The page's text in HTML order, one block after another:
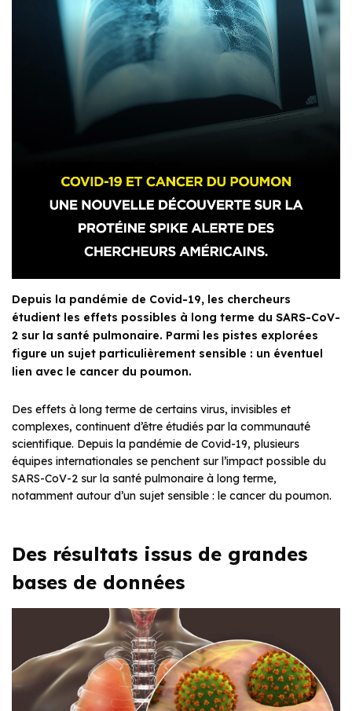
Depuis la pandémie de Covid-19, les chercheurs
étudient les effets possibles à long terme du SARS-CoV-
2 sur la santé pulmonaire. Parmi les pistes explorées
figure un sujet particulièrement sensible : un éventuel
lien avec le cancer du poumon.
Des effets à long terme de certains virus, invisibles et
complexes, continuent d’être étudiés par la communauté
scientifique. Depuis la pandémie de Covid-19, plusieurs
équipes internationales se penchent sur l’impact possible du
SARS-CoV-2 sur la santé pulmonaire à long terme,
notamment autour d’un sujet sensible : le cancer du poumon.
Des résultats issus de grandes
bases de données